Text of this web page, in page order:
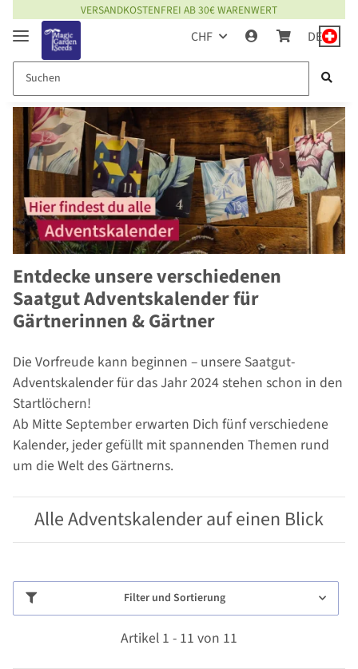
VERSANDKOSTENFREI AB 30€ WARENWERT
CHF DE
Entdecke unsere verschiedenen
Saatgut Adventskalender für
Gärtnerinnen & Gärtner
Die Vorfreude kann beginnen – unsere Saatgut-
Adventskalender für das Jahr 2024 stehen schon in den
Startlöchern!
Ab Mitte September erwarten Dich fünf verschiedene
Kalender, jeder gefüllt mit spannenden Themen rund
um die Welt des Gärtnerns.
Alle Adventskalender auf einen Blick
Filter und Sortierung
Artikel 1 - 11 von 11